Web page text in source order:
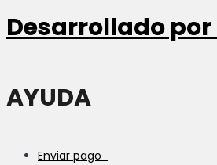
Desarrollado por
AYUDA
Enviar pago